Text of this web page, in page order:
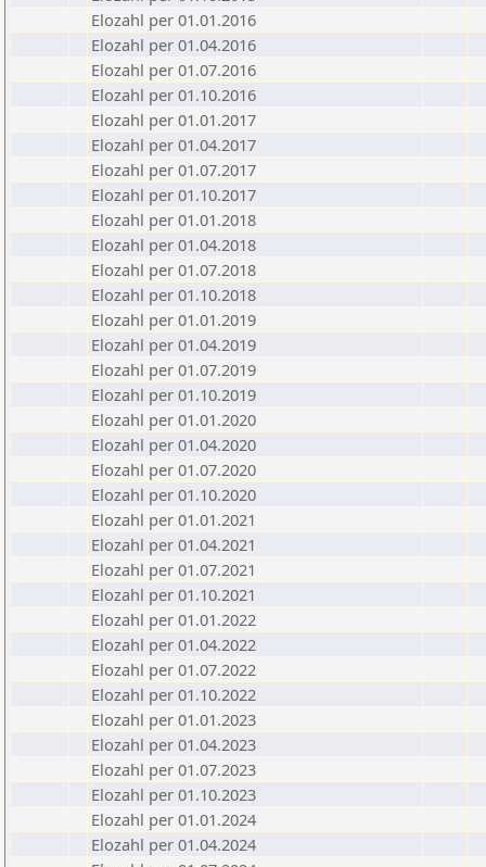
Elozahl per 01.01.2016
Elozahl per 01.04.2016
Elozahl per 01.07.2016
Elozahl per 01.10.2016
Elozahl per 01.01.2017
Elozahl per 01.04.2017
Elozahl per 01.07.2017
Elozahl per 01.10.2017
Elozahl per 01.01.2018
Elozahl per 01.04.2018
Elozahl per 01.07.2018
Elozahl per 01.10.2018
Elozahl per 01.01.2019
Elozahl per 01.04.2019
Elozahl per 01.07.2019
Elozahl per 01.10.2019
Elozahl per 01.01.2020
Elozahl per 01.04.2020
Elozahl per 01.07.2020
Elozahl per 01.10.2020
Elozahl per 01.01.2021
Elozahl per 01.04.2021
Elozahl per 01.07.2021
Elozahl per 01.10.2021
Elozahl per 01.01.2022
Elozahl per 01.04.2022
Elozahl per 01.07.2022
Elozahl per 01.10.2022
Elozahl per 01.01.2023
Elozahl per 01.04.2023
Elozahl per 01.07.2023
Elozahl per 01.10.2023
Elozahl per 01.01.2024
Elozahl per 01.04.2024